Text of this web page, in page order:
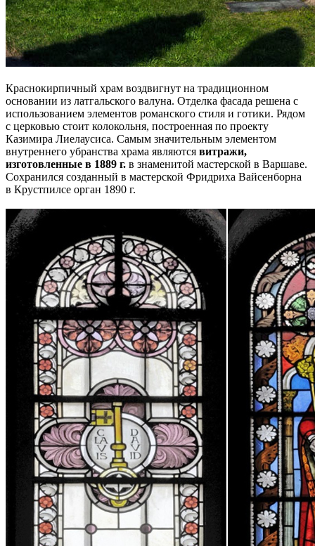
Краснокирпичный храм воздвигнут на традиционном
основании из латгальского валуна. Отделка фасада решена с
использованием элементов романского стиля и готики. Рядом
с церковью стоит колокольня, построенная по проекту
Казимира Лиелаусиса. Самым значительным элементом
внутреннего убранства храма являются витражи,
изготовленные в 1889 г. в знаменитой мастерской в Варшаве.
Сохранился созданный в мастерской Фридриха Вайсенборна
в Крустпилсе орган 1890 г.